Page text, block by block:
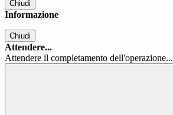
Chiudi
Informazione
Chiudi
Attendere...
Attendere il completamento dell'operazione...